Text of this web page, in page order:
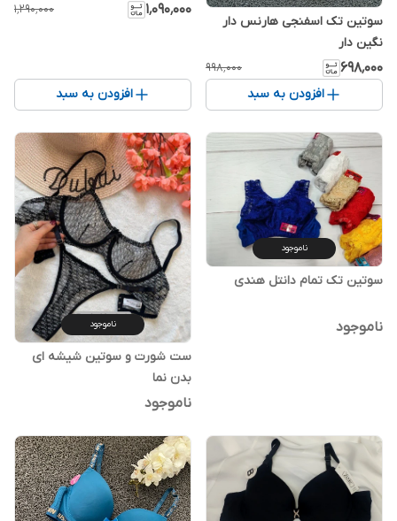
سوتین تک اسفنجی هارنس دار
نگین دار
۶۹۸٬۰۰۰ ۹۹۸٬۰۰۰
افزودن به سبد
۱٬۰۹۰٬۰۰۰ ۱٬۲۹۰٬۰۰۰
افزودن به سبد
ناموجود
سوتین تک تمام دانتل هندی
ناموجود ناموجود
ست شورت و سوتین شیشه ای
بدن نما
ناموجود